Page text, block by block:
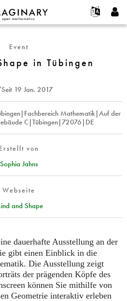
Français
Deutsch
Español
Türkçe
Programme
Galerien
Filme
Texte
Projekte
erstellen
anfordern
Event
in Tübingen
19 Jan. 2017
Mathematik|Auf der
C|Tübingen|72076|DE
Erstellt von
Sophia Jahns
Webseite
and Shape
dauerhafte Ausstellung an der
gibt einen Einblick in die
Die Ausstellung zeigt
der prägenden Köpfe des
können Sie mithilfe von
Geometrie interaktiv erleben